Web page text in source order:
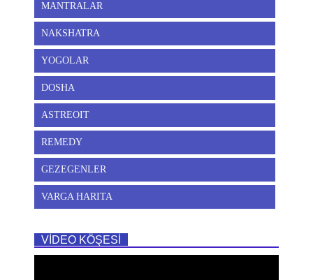
MANTRALAR
NAKSHATRA
YOGOLAR
DOSHA
ASTREOIT
REMEDY
GEZEGENLER
VARGA HARITA
VİDEO KÖŞESİ